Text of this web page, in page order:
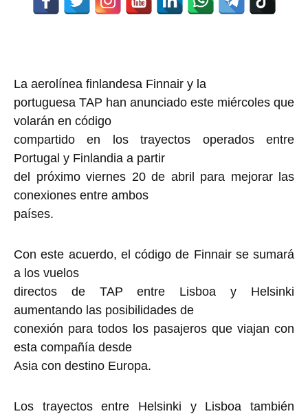
La aerolínea finlandesa Finnair y la
portuguesa TAP han anunciado este miércoles que
volarán en código
compartido en los trayectos operados entre
Portugal y Finlandia a partir
del próximo viernes 20 de abril para mejorar las
conexiones entre ambos
países.
Con este acuerdo, el código de Finnair se sumará
a los vuelos
directos de TAP entre Lisboa y Helsinki
aumentando las posibilidades de
conexión para todos los pasajeros que viajan con
esta compañía desde
Asia con destino Europa.
Los trayectos entre Helsinki y Lisboa también